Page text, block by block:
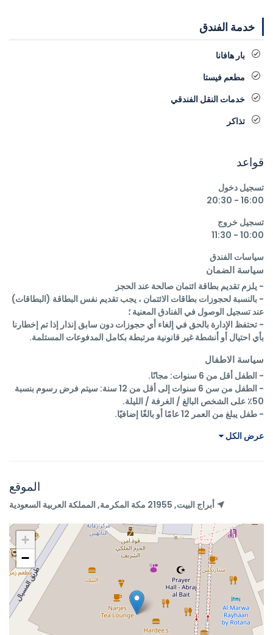
خدمة الفندق
بار هافانا
مطعم فيستا
خدمات النقل الفندقي
تذاكر
قواعد
تسجيل دخول
16:00 - 20:30
تسجيل خروج
10:00 - 11:30
سياسات الفندق
سياسة الضمان
بأي احتيال أو أنشطة غير قانونية مرتبطة بكامل المدفوعات المستلمة.
سياسة الاطفال
- طفل يبلغ من العمر 12 عامًا أو بالغًا إضافيًا.
عرض الكل
الموقع
أبراج البيت, 21955 مكة المكرمة, المملكة العربية السعودية
+
−